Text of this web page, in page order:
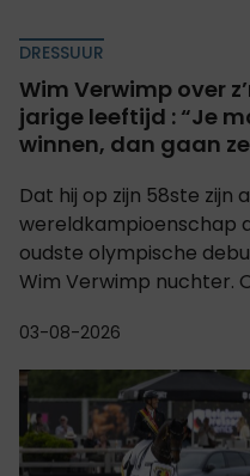
DRESSUUR
Wim Verwimp over
jarige leeftijd : “Je
winnen, dan gaan
Dat hij op zijn 58ste zijn
wereldkampioenschap
oudste olympische
Wim Verwimp nuchter.
03-08-2026